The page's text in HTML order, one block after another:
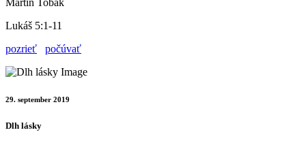
Lukáš 5:1-11
pozrieť
počúvať
29. september 2019
Dlh lásky